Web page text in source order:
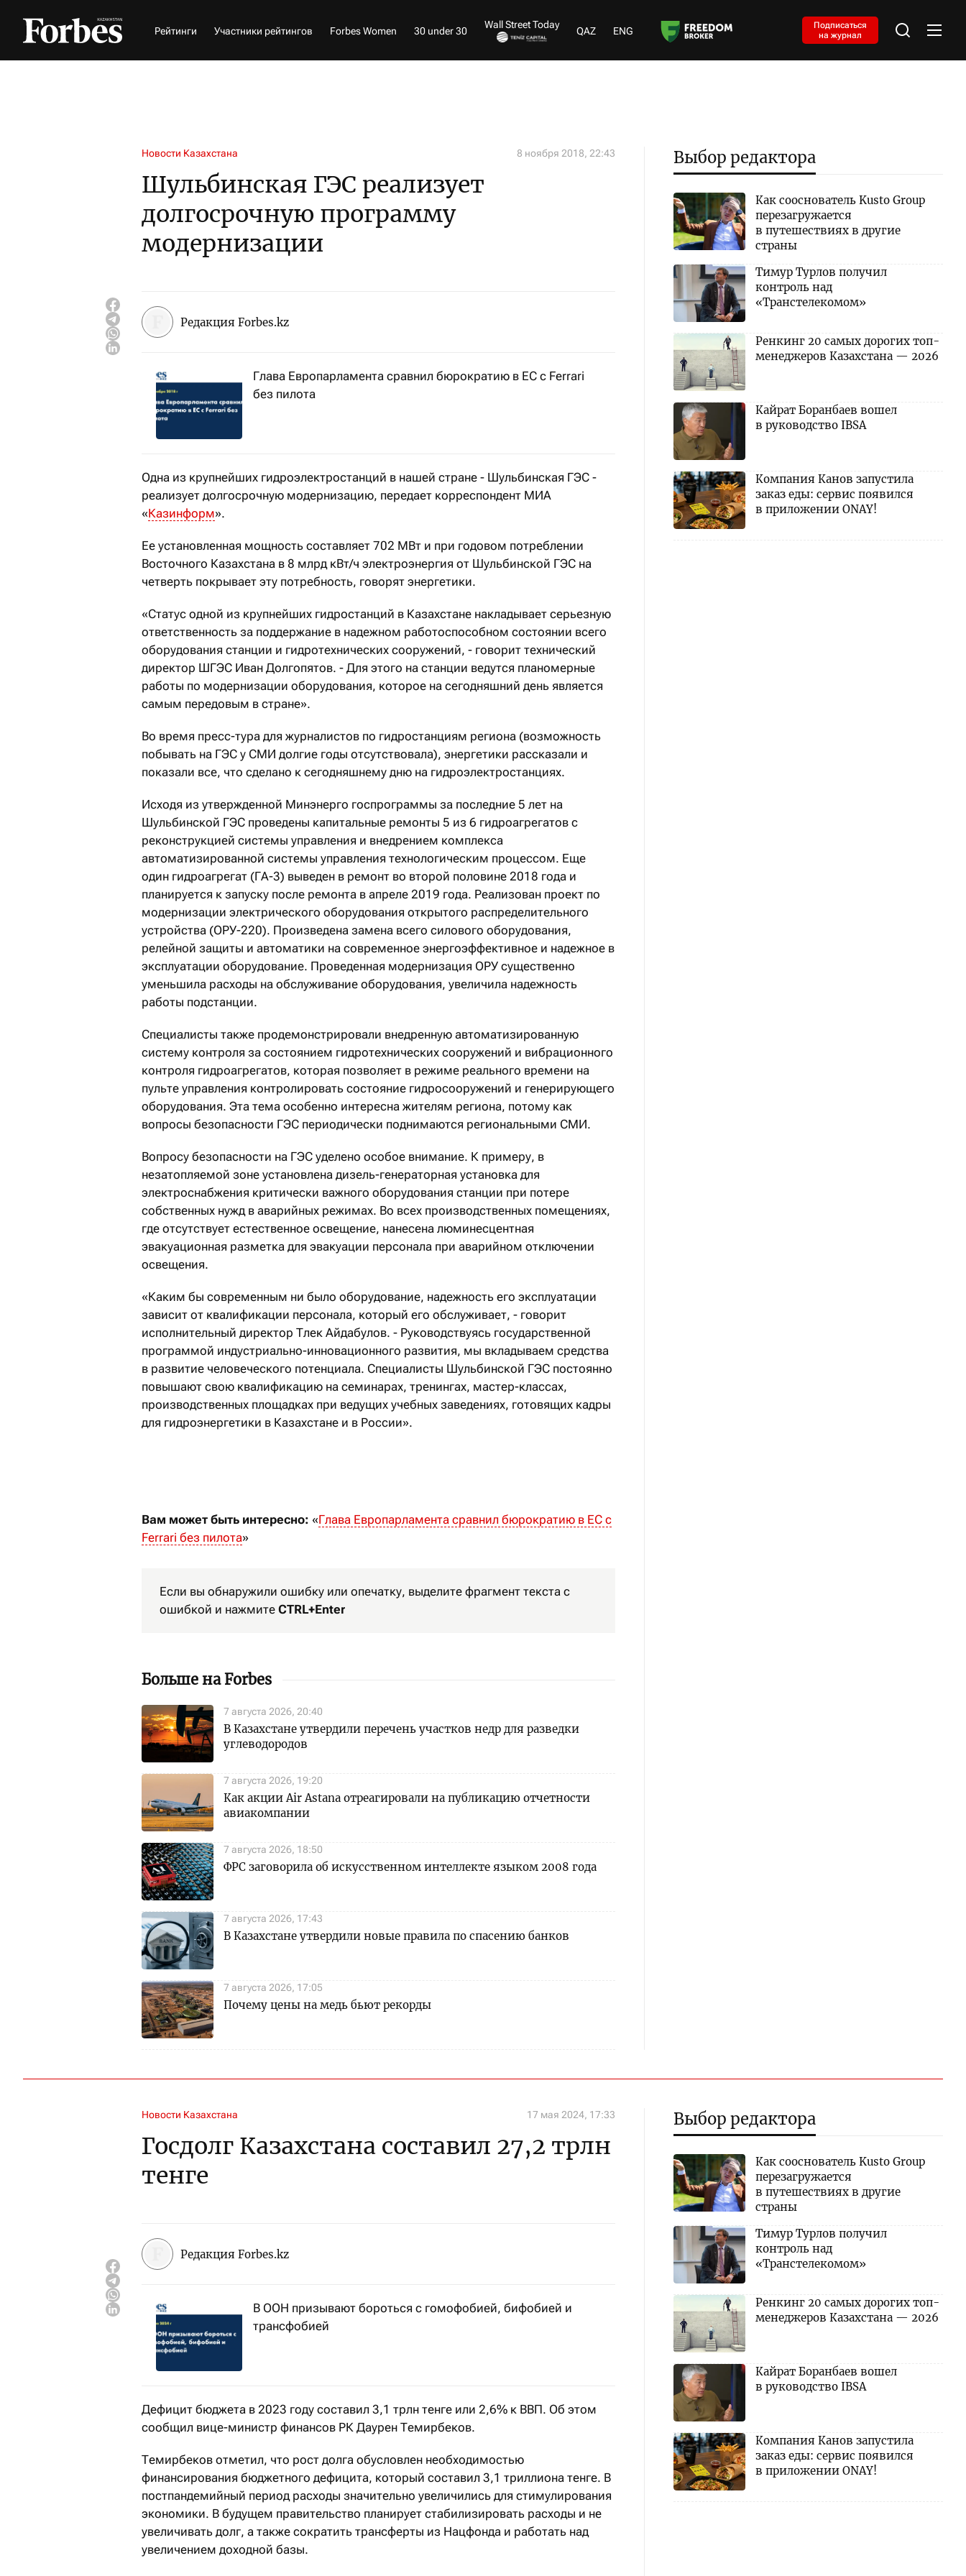
Рейтинги Участники рейтингов Forbes Women 30 under 30
Wall Street Today
QAZ ENG
Подписаться
на журнал
Новости Казахстана 8 ноября 2018, 22:43
Шульбинская ГЭС реализует
долгосрочную программу
модернизации
Редакция Forbes.kz
Глава Европарламента сравнил бюрократию в ЕС с Ferrari
без пилота
Одна из крупнейших гидроэлектростанций в нашей стране - Шульбинская ГЭС -
реализует долгосрочную модернизацию, передает корреспондент МИА
«Казинформ».
Ее установленная мощность составляет 702 МВт и при годовом потреблении
Восточного Казахстана в 8 млрд кВт/ч электроэнергия от Шульбинской ГЭС на
четверть покрывает эту потребность, говорят энергетики.
«Статус одной из крупнейших гидростанций в Казахстане накладывает серьезную
ответственность за поддержание в надежном работоспособном состоянии всего
оборудования станции и гидротехнических сооружений, - говорит технический
директор ШГЭС Иван Долгопятов. - Для этого на станции ведутся планомерные
работы по модернизации оборудования, которое на сегодняшний день является
самым передовым в стране».
Во время пресс-тура для журналистов по гидростанциям региона (возможность
побывать на ГЭС у СМИ долгие годы отсутствовала), энергетики рассказали и
показали все, что сделано к сегодняшнему дню на гидроэлектростанциях.
Исходя из утвержденной Минэнерго госпрограммы за последние 5 лет на
Шульбинской ГЭС проведены капитальные ремонты 5 из 6 гидроагрегатов с
реконструкцией системы управления и внедрением комплекса
автоматизированной системы управления технологическим процессом. Еще
один гидроагрегат (ГА-3) выведен в ремонт во второй половине 2018 года и
планируется к запуску после ремонта в апреле 2019 года. Реализован проект по
модернизации электрического оборудования открытого распределительного
устройства (ОРУ-220). Произведена замена всего силового оборудования,
релейной защиты и автоматики на современное энергоэффективное и надежное в
эксплуатации оборудование. Проведенная модернизация ОРУ существенно
уменьшила расходы на обслуживание оборудования, увеличила надежность
работы подстанции.
Специалисты также продемонстрировали внедренную автоматизированную
систему контроля за состоянием гидротехнических сооружений и вибрационного
контроля гидроагрегатов, которая позволяет в режиме реального времени на
пульте управления контролировать состояние гидросооружений и генерирующего
оборудования. Эта тема особенно интересна жителям региона, потому как
вопросы безопасности ГЭС периодически поднимаются региональными СМИ.
Вопросу безопасности на ГЭС уделено особое внимание. К примеру, в
незатопляемой зоне установлена дизель-генераторная установка для
электроснабжения критически важного оборудования станции при потере
собственных нужд в аварийных режимах. Во всех производственных помещениях,
где отсутствует естественное освещение, нанесена люминесцентная
эвакуационная разметка для эвакуации персонала при аварийном отключении
освещения.
«Каким бы современным ни было оборудование, надежность его эксплуатации
зависит от квалификации персонала, который его обслуживает, - говорит
исполнительный директор Тлек Айдабулов. - Руководствуясь государственной
программой индустриально-инновационного развития, мы вкладываем средства
в развитие человеческого потенциала. Специалисты Шульбинской ГЭС постоянно
повышают свою квалификацию на семинарах, тренингах, мастер-классах,
производственных площадках при ведущих учебных заведениях, готовящих кадры
для гидроэнергетики в Казахстане и в России».
Вам может быть интересно: «Глава Европарламента сравнил бюрократию в ЕС с
Ferrari без пилота»
Если вы обнаружили ошибку или опечатку, выделите фрагмент текста с
ошибкой и нажмите CTRL+Enter
Больше на Forbes
7 августа 2026, 20:40
В Казахстане утвердили перечень участков недр для разведки
углеводородов
7 августа 2026, 19:20
Как акции Air Astana отреагировали на публикацию отчетности
авиакомпании
7 августа 2026, 18:50
ФРС заговорила об искусственном интеллекте языком 2008 года
7 августа 2026, 17:43
В Казахстане утвердили новые правила по спасению банков
7 августа 2026, 17:05
Почему цены на медь бьют рекорды
Выбор редактора
Как сооснователь Kusto Group
перезагружается
в путешествиях в другие
страны
Тимур Турлов получил
контроль над
«Транстелекомом»
Ренкинг 20 самых дорогих топ-
менеджеров Казахстана — 2026
Кайрат Боранбаев вошел
в руководство IBSA
Компания Канов запустила
заказ еды: сервис появился
в приложении ONAY!
Новости Казахстана 17 мая 2024, 17:33
Госдолг Казахстана составил 27,2 трлн
тенге
Редакция Forbes.kz
В ООН призывают бороться с гомофобией, бифобией и
трансфобией
Дефицит бюджета в 2023 году составил 3,1 трлн тенге или 2,6% к ВВП. Об этом
сообщил вице-министр финансов РК Даурен Темирбеков.
Темирбеков отметил, что рост долга обусловлен необходимостью
финансирования бюджетного дефицита, который составил 3,1 триллиона тенге. В
постпандемийный период расходы значительно увеличились для стимулирования
экономики. В будущем правительство планирует стабилизировать расходы и не
увеличивать долг, а также сократить трансферты из Нацфонда и работать над
увеличением доходной базы.
Выбор редактора
Как сооснователь Kusto Group
перезагружается
в путешествиях в другие
страны
Тимур Турлов получил
контроль над
«Транстелекомом»
Ренкинг 20 самых дорогих топ-
менеджеров Казахстана — 2026
Кайрат Боранбаев вошел
в руководство IBSA
Компания Канов запустила
заказ еды: сервис появился
в приложении ONAY!